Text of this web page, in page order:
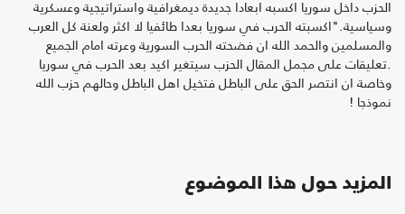
الحزب داخل سوريا اكسبه ابعادا جديدة ديمغرافية واستراتيجية وعسكرية
وسياسية."اكسبته الحرب في سوريا بعدا طائفيا لا اكثر ولعنة كل العرب
والمسلمين والحمد الله ان فضحته الحرب السورية وعرته امام الجميع
.تعليقات على مجمل المقال الحزب سيتغير اكيد بعد الحرب في سوريا
وخاصة ان انتصر الحق على الباطل فتخيل اهل الباطل وحالهم حزب الله
نموذجا !
المزيد حول هذا الموضوع